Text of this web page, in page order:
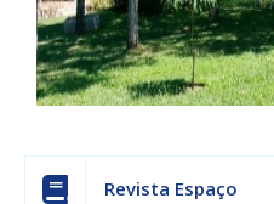
Revista Espaço